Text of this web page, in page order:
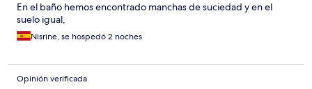
En el baño hemos encontrado manchas de suciedad y en el
suelo igual,
Nisrine, se hospedó 2 noches
Opinión verificada